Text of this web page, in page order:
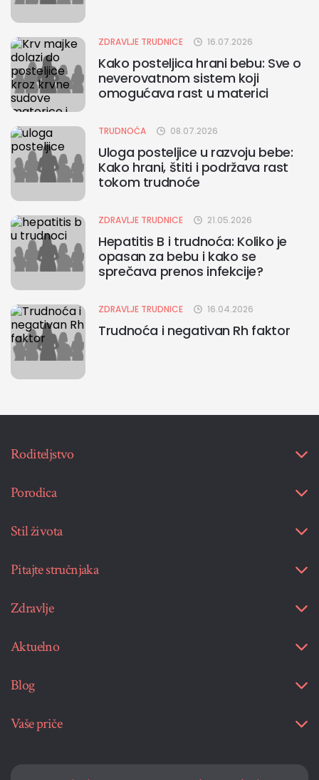
ZDRAVLJE TRUDNICE 16.07.2026
Kako posteljica hrani bebu: Sve o
neverovatnom sistem koji
omogućava rast u materici
TRUDNOĆA 08.07.2026
Uloga posteljice u razvoju bebe:
Kako hrani, štiti i podržava rast
tokom trudnoće
ZDRAVLJE TRUDNICE 21.05.2026
Hepatitis B i trudnoća: Koliko je
opasan za bebu i kako se
sprečava prenos infekcije?
ZDRAVLJE TRUDNICE 16.04.2026
Trudnoća i negativan Rh faktor
Roditeljstvo
Porodica
Stil života
Pitajte stručnjaka
Zdravlje
Aktuelno
Blog
Vaše priče